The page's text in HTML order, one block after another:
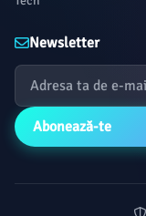
Newsletter
Abonează-te